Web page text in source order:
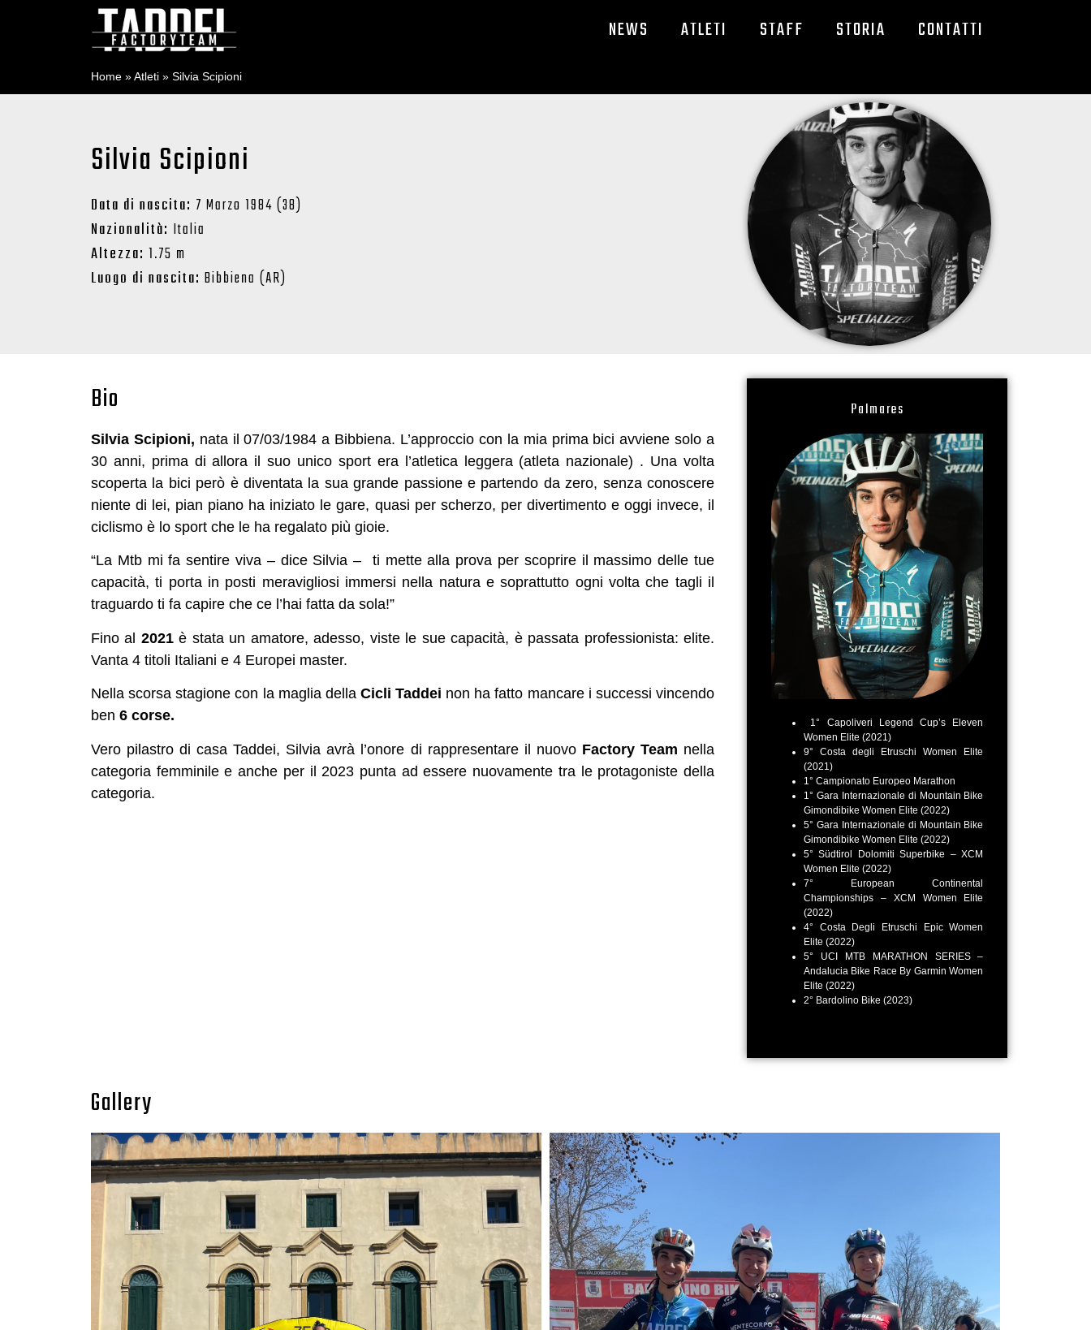
NEWS ATLETI STAFF STORIA CONTATTI
Home » Atleti » Silvia Scipioni
Silvia Scipioni
Data di nascita: 7 Marzo 1984 (38)
Nazionalità: Italia
Altezza: 1.75 m
Luogo di nascita: Bibbiena (AR)
Bio
Silvia Scipioni, nata il 07/03/1984 a Bibbiena. L’approccio con la mia prima bici avviene solo a
30 anni, prima di allora il suo unico sport era l’atletica leggera (atleta nazionale) . Una volta
scoperta la bici però è diventata la sua grande passione e partendo da zero, senza conoscere
niente di lei, pian piano ha iniziato le gare, quasi per scherzo, per divertimento e oggi invece, il
ciclismo è lo sport che le ha regalato più gioie.
“La Mtb mi fa sentire viva – dice Silvia – ti mette alla prova per scoprire il massimo delle tue
capacità, ti porta in posti meravigliosi immersi nella natura e soprattutto ogni volta che tagli il
traguardo ti fa capire che ce l’hai fatta da sola!”
Fino al 2021è stata un amatore, adesso, viste le sue capacità, è passata professionista: elite.
Vanta 4 titoli Italiani e 4 Europei master.
Nella scorsa stagione con la maglia della Cicli Taddei non ha fatto mancare i successi vincendo
ben 6 corse.
Vero pilastro di casa Taddei, Silvia avrà l’onore di rappresentare il nuovo Factory Team nella
categoria femminile e anche per il 2023 punta ad essere nuovamente tra le protagoniste della
categoria.
Palmares
1° Capoliveri Legend Cup’s Eleven
Women Elite (2021)
9° Costa degli Etruschi Women Elite
(2021)
1° Campionato Europeo Marathon
1° Gara Internazionale di Mountain Bike
Gimondibike Women Elite (2022)
5° Gara Internazionale di Mountain Bike
Gimondibike Women Elite (2022)
5° Südtirol Dolomiti Superbike – XCM
Women Elite (2022)
7° European Continental
Championships – XCM Women Elite
(2022)
4° Costa Degli Etruschi Epic Women
Elite (2022)
5° UCI MTB MARATHON SERIES –
Andalucia Bike Race By Garmin Women
Elite (2022)
2° Bardolino Bike (2023)
Gallery